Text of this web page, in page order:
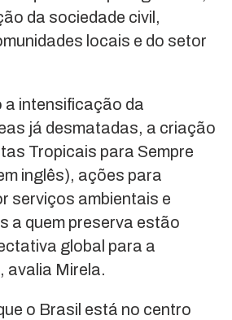
da sociedade civil,
locais e do setor
a intensificação da
já desmatadas, a criação
Tropicais para Sempre
inglês), ações para
serviços ambientais e
a quem preserva estão
global para a
avalia Mirela.
o Brasil está no centro